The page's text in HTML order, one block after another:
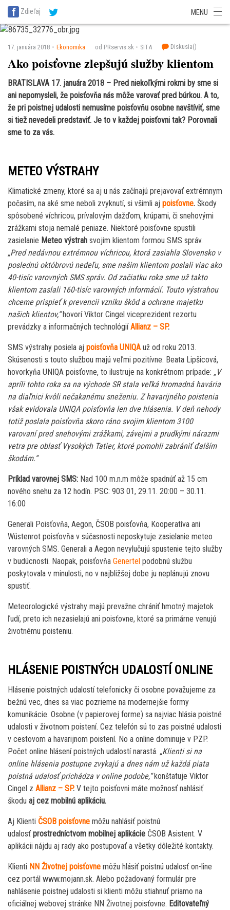
SITA Energetika
SITA Potravinárstvo
Zdieľaj MENU
17. januára 2018 Ekonomika od PRservis.sk SITA Diskusia()
Ako poisťovne zlepšujú služby klientom
BRATISLAVA 17. januára 2018 – Pred niekoľkými rokmi by sme si
ani nepomysleli, že poisťovňa nás môže varovať pred búrkou. A to,
že pri poistnej udalosti nemusíme poisťovňu osobne navštíviť, sme
si tiež nevedeli predstaviť. Je to v každej poisťovni tak? Porovnali
sme to za vás.
METEO VÝSTRAHY
Klimatické zmeny, ktoré sa aj u nás začínajú prejavovať extrémnym
počasím, na aké sme neboli zvyknutí, si všimli aj poisťovne. Škody
spôsobené víchricou, prívalovým dažďom, krúpami, či snehovými
zrážkami stoja nemalé peniaze. Niektoré poisťovne spustili
zasielanie Meteo výstrah svojim klientom formou SMS správ.
„Pred nedávnou extrémnou víchricou, ktorá zasiahla Slovensko v
poslednú októbrovú nedeľu, sme našim klientom poslali viac ako
40-tisíc varovných SMS správ. Od začiatku roka sme už takto
klientom zaslali 160-tisíc varovných informácií. Touto výstrahou
chceme prispieť k prevencii vzniku škôd a ochrane majetku
našich klientov,“hovorí Viktor Cingel viceprezident rezortu
prevádzky a informačných technológií Allianz – SP.
SMS výstrahy posiela aj poisťovňa UNIQA už od roku 2013.
Skúsenosti s touto službou majú veľmi pozitívne. Beata Lipšicová,
hovorkyňa UNIQA poisťovne, to ilustruje na konkrétnom prípade: „V
apríli tohto roka sa na východe SR stala veľká hromadná havária
na diaľnici kvôli nečakanému sneženiu. Z havarijného poistenia
však evidovala UNIQA poisťovňa len dve hlásenia. V deň nehody
totiž poslala poisťovňa skoro ráno svojim klientom 3100
varovaní pred snehovými zrážkami, závejmi a prudkými nárazmi
vetra pre oblasť Vysokých Tatier, ktoré pomohli zabrániť ďalším
škodám.“
Príklad varovnej SMS: Nad 100 m.n.m môže spadnúť až 15 cm
nového snehu za 12 hodín. PSC: 903 01, 29.11. 20:00 – 30.11.
16:00
Generali Poisťovňa, Aegon, ČSOB poisťovňa, Kooperatíva ani
Wüstenrot poisťovňa v súčasnosti neposkytuje zasielanie meteo
varovných SMS. Generali a Aegon nevylučujú spustenie tejto služby
v budúcnosti. Naopak, poisťovňa Genertel podobnú službu
poskytovala v minulosti, no v najbližšej dobe ju neplánujú znovu
spustiť.
Meteorologické výstrahy majú prevažne chrániť hmotný majetok
ľudí, preto ich nezasielajú ani poisťovne, ktoré sa primárne venujú
životnému poisteniu.
HLÁSENIE POISTNÝCH UDALOSTÍ ONLINE
Hlásenie poistných udalostí telefonicky či osobne považujeme za
bežnú vec, dnes sa viac pozrieme na modernejšie formy
komunikácie. Osobne (v papierovej forme) sa najviac hlásia poistné
udalosti v životnom poistení. Cez telefón sú to zas poistné udalosti
v cestovom a havarijnom poistení. No a online dominuje v PZP.
Počet online hlásení poistných udalostí narastá. „Klienti si na
online hlásenia postupne zvykajú a dnes nám už každá piata
poistná udalosť prichádza v online podobe,“konštatuje Viktor
Cingel z Allianz – SP. V tejto poisťovni máte možnosť nahlásiť
škodu aj cez mobilnú aplikáciu.
Aj Klienti ČSOB poisťovne môžu nahlásiť poistnú
udalosťprostredníctvom mobilnej aplikácie ČSOB Asistent. V
aplikácii nájdu aj rady ako postupovať a všetky dôležité kontakty.
Klienti NN Životnej poisťovne môžu hlásiť poistnú udalosť on-line
cez portál www.mojann.sk. Alebo požadovaný formulár pre
nahlásenie poistnej udalosti si klienti môžu stiahnuť priamo na
oficiálnej webovej stránke NN Životnej poisťovne. Editovateľný